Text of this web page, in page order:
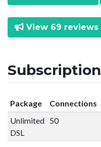
View 69 reviews
Package Connections
Unlimited
DSL
50